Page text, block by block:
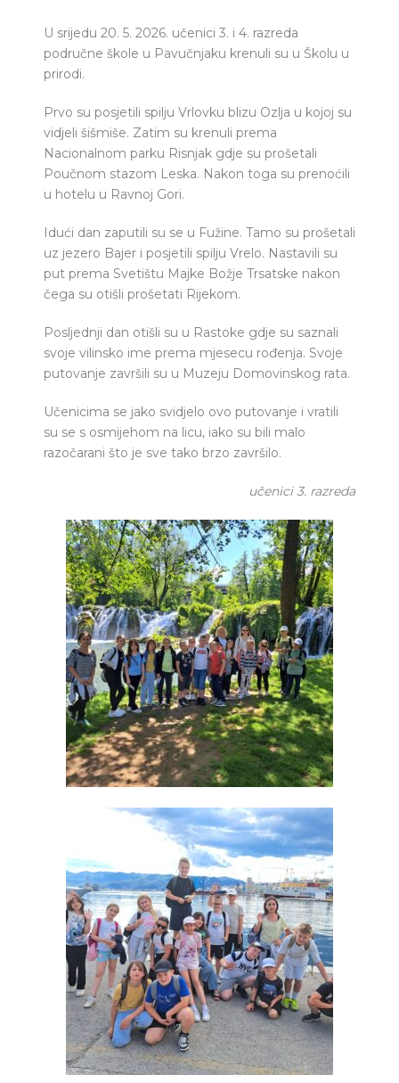
U srijedu 20. 5. 2026. učenici 3. i 4. razreda
područne škole u Pavučnjaku krenuli su u Školu u
prirodi.
Prvo su posjetili spilju Vrlovku blizu Ozlja u kojoj su
vidjeli šišmiše. Zatim su krenuli prema
Nacionalnom parku Risnjak gdje su prošetali
Poučnom stazom Leska. Nakon toga su prenoćili
u hotelu u Ravnoj Gori.
Idući dan zaputili su se u Fužine. Tamo su prošetali
uz jezero Bajer i posjetili spilju Vrelo. Nastavili su
put prema Svetištu Majke Božje Trsatske nakon
čega su otišli prošetati Rijekom.
Posljednji dan otišli su u Rastoke gdje su saznali
svoje vilinsko ime prema mjesecu rođenja. Svoje
putovanje završili su u Muzeju Domovinskog rata.
Učenicima se jako svidjelo ovo putovanje i vratili
su se s osmijehom na licu, iako su bili malo
razočarani što je sve tako brzo završilo.
učenici 3. razreda